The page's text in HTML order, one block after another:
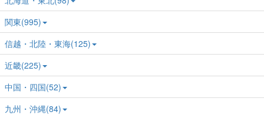
関東(995)
信越・北陸・東海(125)
近畿(225)
中国・四国(52)
九州・沖縄(84)